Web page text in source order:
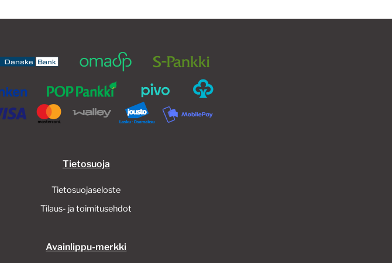
tehdä
Tietosuoja
Tietosuojaseloste
Tilaus- ja toimitusehdot
Avainlippu-merkki